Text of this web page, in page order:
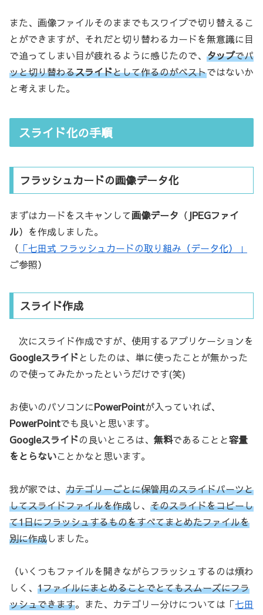
また、画像ファイルそのままでもスワイプで切り替えるこ
とができますが、それだと切り替わるカードを無意識に目
で追ってしまい目が疲れるように感じたので、 タップでパ
ッと切り替わるスライドとして作るのがベストではないか
と考えました。
スライド化の手順
フラッシュカードの画像データ化
まずはカードをスキャンして画像データ （ JPEGファイ
ル）を作成しました。
（ 「七田式 フラッシュカードの取り組み（データ化）」
ご参照）
スライド作成
次にスライド作成ですが、使用するアプリケーションを
Googleスライドとしたのは、単に使ったことが無かった
ので使ってみたかったというだけです(笑)
お使いのパソコンにPowerPointが入っていれば、
PowerPointでも良いと思います。
Googleスライドの良いところは、 無料であることと容量
をとらないことかなと思います。
我が家では、 カテゴリーごとに保管用のスライドパーツと
してスライドファイルを作成し、 そのスライドをコピーし
て1日にフラッシュするものをすべてまとめたファイルを
別に作成しました。
（いくつもファイルを開きながらフラッシュするのは煩わ
しく、 1ファイルにまとめることでとてもスムーズにフラ
ッシュできます。また、カテゴリー分けについては「七田